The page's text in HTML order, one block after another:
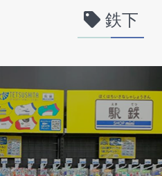
鉄下